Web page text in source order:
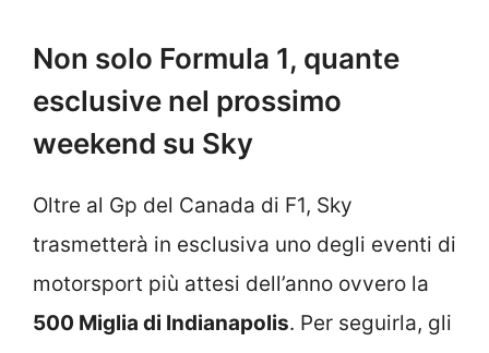
Non solo Formula 1, quante
esclusive nel prossimo
weekend su Sky
Oltre al Gp del Canada di F1, Sky
trasmetterà in esclusiva uno degli eventi di
motorsport più attesi dell’anno ovvero la
500 Miglia di Indianapolis. Per seguirla, gli